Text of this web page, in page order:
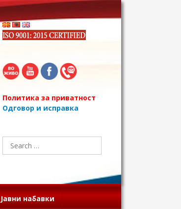
Политика за приватност
Одговор и исправка
Search
for:
Јавни набавки